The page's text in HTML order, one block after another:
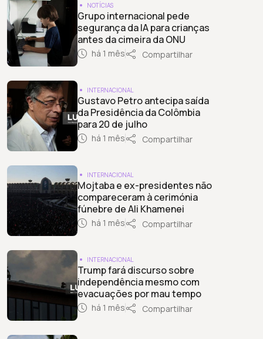
NOTÍCIAS
Grupo internacional pede
segurança da IA para crianças
antes da cimeira da ONU
há 1 mês Compartilhar
INTERNACIONAL
Gustavo Petro antecipa saída
da Presidência da Colômbia
para 20 de julho
há 1 mês Compartilhar
INTERNACIONAL
Mojtaba e ex-presidentes não
compareceram à cerimónia
fúnebre de Ali Khamenei
há 1 mês Compartilhar
INTERNACIONAL
Trump fará discurso sobre
independência mesmo com
evacuações por mau tempo
há 1 mês Compartilhar